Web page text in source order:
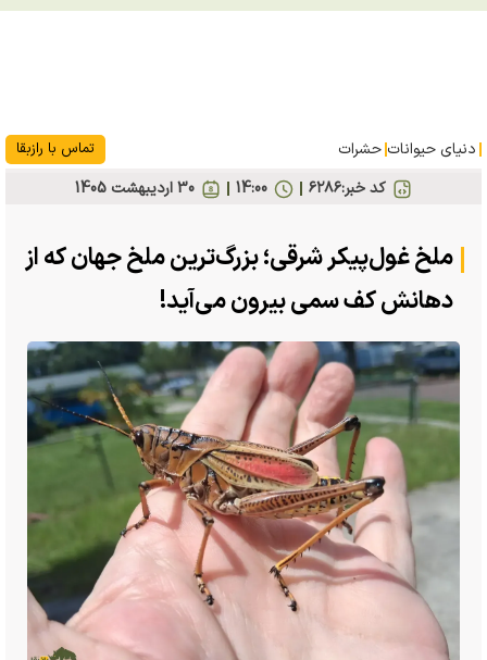
دنیای حیوانات حشرات تماس با رازبقا
کد خبر:۶۲۸۶ 30 ارديبهشت 1405 14:00
ملخ غول‌پیکر شرقی؛ بزرگ‌ترین ملخ جهان که از
دهانش کف سمی بیرون می‌آید!